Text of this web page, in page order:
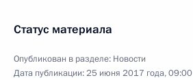
Статус материала
Опубликован в разделе: Новости
Дата публикации:25 июня 2017 года, 09:00